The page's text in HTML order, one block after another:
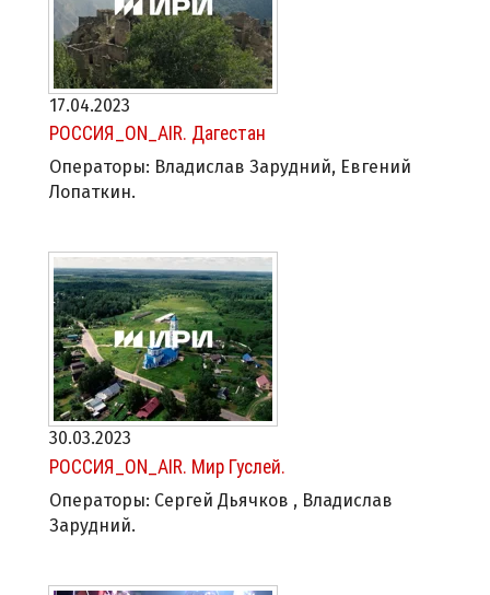
17.04.2023
РОССИЯ_ON_AIR. Дагестан
Операторы: Владислав Зарудний, Евгений
Лопаткин.
30.03.2023
РОССИЯ_ON_AIR. Мир Гуслей.
Операторы: Сергей Дьячков , Владислав
Зарудний.